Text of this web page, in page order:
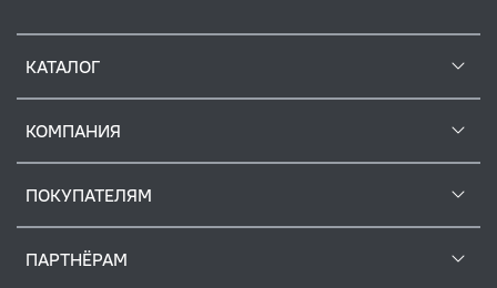
КАТАЛОГ
КОМПАНИЯ
ПОКУПАТЕЛЯМ
ПАРТНЁРАМ